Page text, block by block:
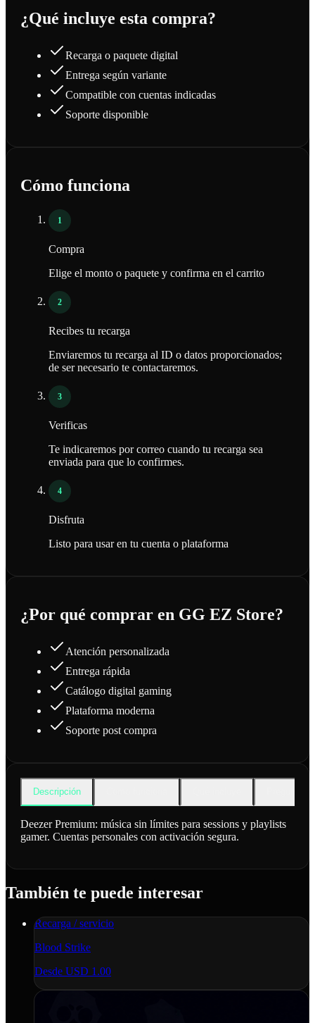
¿Qué incluye esta compra?
Recarga o paquete digital
Entrega según variante
Compatible con cuentas indicadas
Soporte disponible
Cómo funciona
1
Compra
Elige el monto o paquete y confirma en el carrito
2
Recibes tu recarga
Enviaremos tu recarga al ID o datos proporcionados;
de ser necesario te contactaremos.
3
Verificas
Te indicaremos por correo cuando tu recarga sea
enviada para que lo confirmes.
4
Disfruta
Listo para usar en tu cuenta o plataforma
¿Por qué comprar en GG EZ Store?
Atención personalizada
Entrega rápida
Catálogo digital gaming
Plataforma moderna
Soporte post compra
Descripción
Deezer Premium: música sin límites para sessions y playlists
gamer. Cuentas personales con activación segura.
También te puede interesar
Recarga / servicio
Blood Strike
Desde USD 1.00